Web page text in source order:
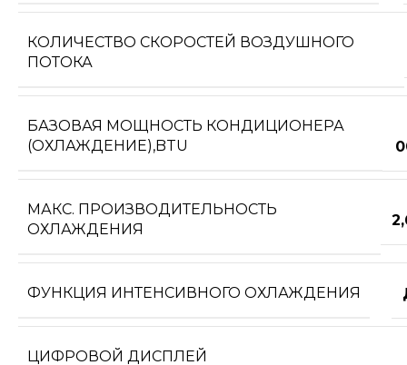
КОЛИЧЕСТВО СКОРОСТЕЙ ВОЗДУШНОГО
ПОТОКА
БАЗОВАЯ МОЩНОСТЬ КОНДИЦИОНЕРА
(ОХЛАЖДЕНИЕ),BTU
МАКС. ПРОИЗВОДИТЕЛЬНОСТЬ
ОХЛАЖДЕНИЯ
ФУНКЦИЯ ИНТЕНСИВНОГО ОХЛАЖДЕНИЯ
ЦИФРОВОЙ ДИСПЛЕЙ